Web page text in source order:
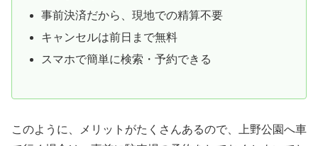
事前決済だから、現地での精算不要
キャンセルは前日まで無料
スマホで簡単に検索・予約できる
このように、メリットがたくさんあるので、上野公園へ車